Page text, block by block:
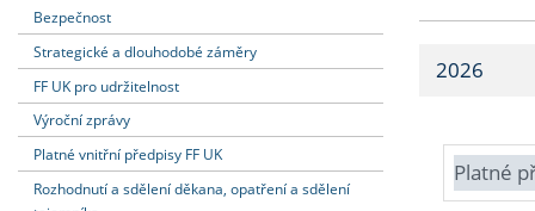
Dozvědět se více Strategie
Fakultní
Podat přihlášku Učitelské
Dozvědět se více
Dozvědět se více
Dozvědět se více
Bezpečnost
Strategické a dlouhodobé záměry
FF UK pro udržitelnost
Výroční zprávy
Platné vnitřní předpisy FF UK
Rozhodnutí a sdělení děkana, opatření a sdělení
2026
Platné